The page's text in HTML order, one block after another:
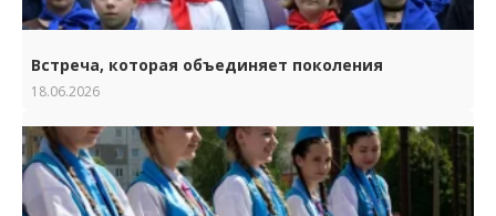
Встреча, которая объединяет поколения
18.06.2026